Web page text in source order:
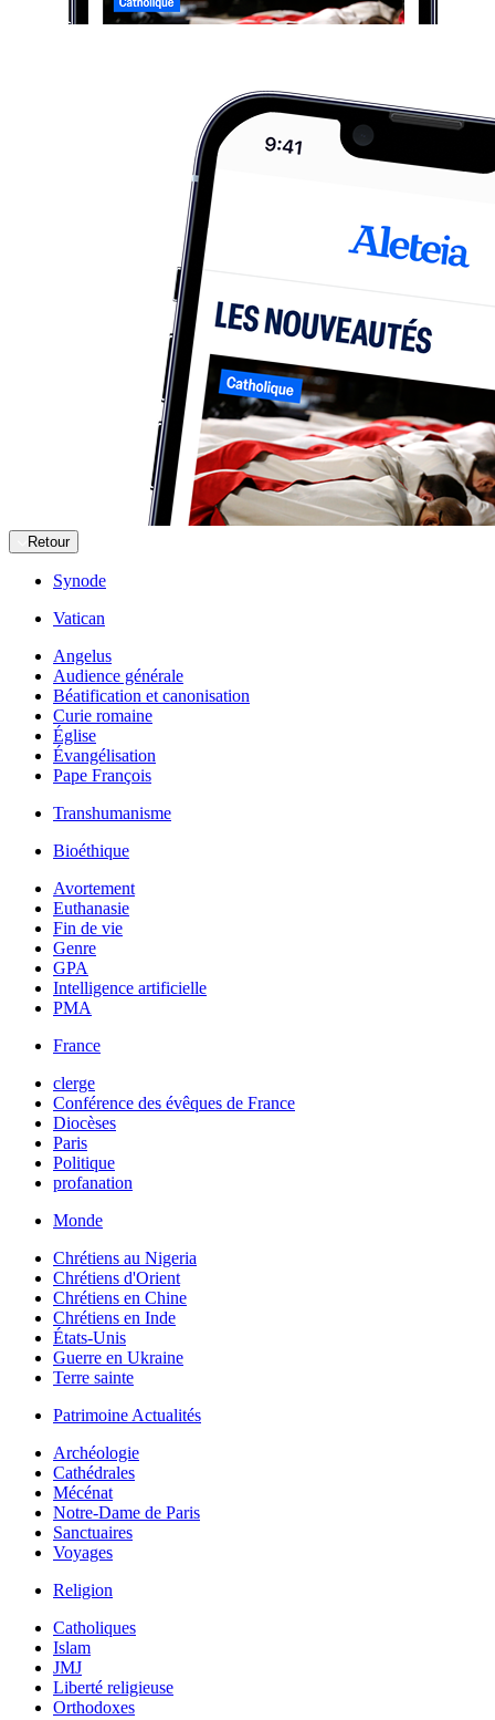
Retour
Synode
Vatican
Angelus
Audience générale
Béatification et canonisation
Curie romaine
Église
Évangélisation
Pape François
Transhumanisme
Bioéthique
Avortement
Euthanasie
Fin de vie
Genre
GPA
Intelligence artificielle
PMA
France
clerge
Conférence des évêques de France
Diocèses
Paris
Politique
profanation
Monde
Chrétiens au Nigeria
Chrétiens d'Orient
Chrétiens en Chine
Chrétiens en Inde
États-Unis
Guerre en Ukraine
Terre sainte
Patrimoine Actualités
Archéologie
Cathédrales
Mécénat
Notre-Dame de Paris
Sanctuaires
Voyages
Religion
Catholiques
Islam
JMJ
Liberté religieuse
Orthodoxes